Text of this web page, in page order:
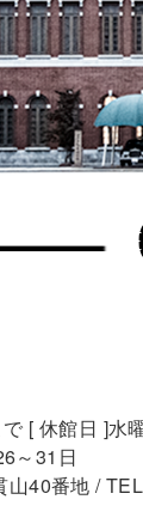
[ 休館日 ]水
～31日
山40番地 /